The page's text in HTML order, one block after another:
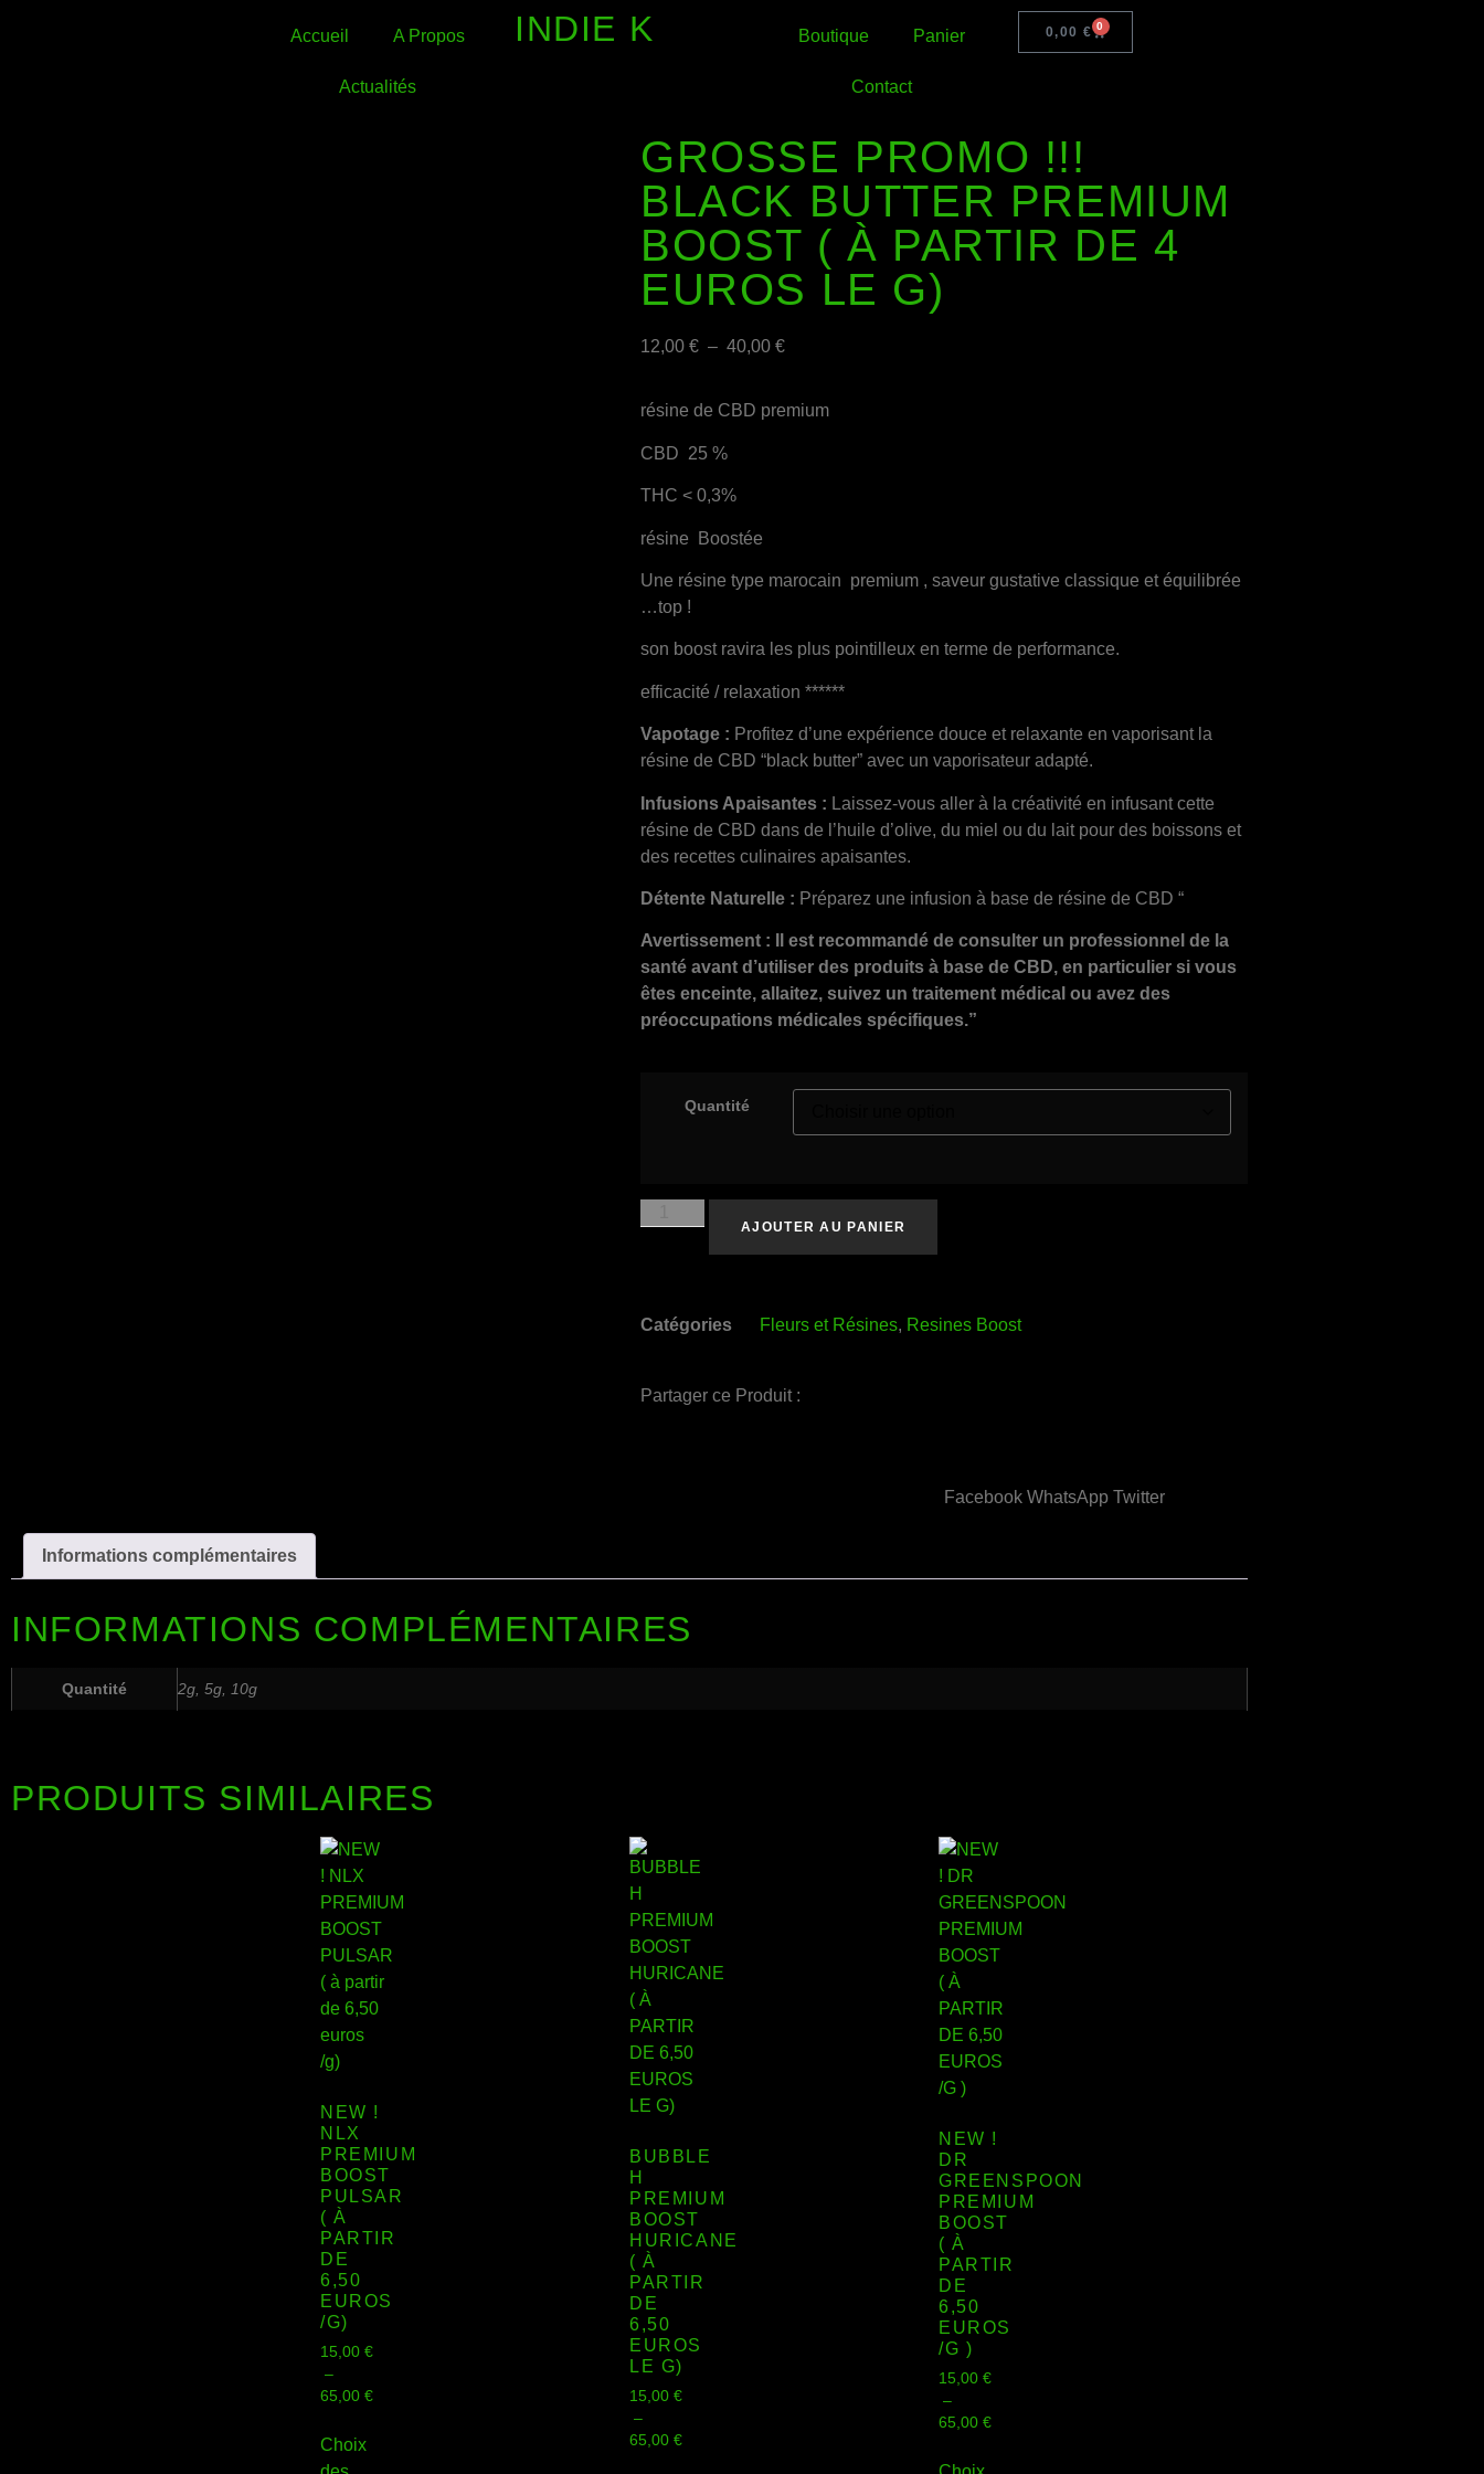
Accueil A Propos
Actualités
INDIE K Boutique Panier
Contact
0,00 € 0
GROSSE PROMO !!!
BLACK BUTTER PREMIUM
BOOST ( À PARTIR DE 4
EUROS LE G)
12,00 € – 40,00 €
résine de CBD premium
CBD 25 %
THC < 0,3%
résine Boostée
Une résine type marocain premium , saveur gustative classique et équilibrée
…top !
son boost ravira les plus pointilleux en terme de performance.
efficacité / relaxation ******
Vapotage : Profitez d’une expérience douce et relaxante en vaporisant la
résine de CBD “black butter” avec un vaporisateur adapté.
Infusions Apaisantes : Laissez-vous aller à la créativité en infusant cette
résine de CBD dans de l’huile d’olive, du miel ou du lait pour des boissons et
des recettes culinaires apaisantes.
Détente Naturelle : Préparez une infusion à base de résine de CBD “
Avertissement : Il est recommandé de consulter un professionnel de la
santé avant d’utiliser des produits à base de CBD, en particulier si vous
êtes enceinte, allaitez, suivez un traitement médical ou avez des
préoccupations médicales spécifiques.”
Quantité
AJOUTER AU PANIER
Catégories Fleurs et Résines, Resines Boost
Partager ce Produit :
Facebook WhatsApp Twitter
Informations complémentaires
INFORMATIONS COMPLÉMENTAIRES
Quantité 2g, 5g, 10g
PRODUITS SIMILAIRES
NEW !
NLX
PREMIUM
BOOST
PULSAR
( À
PARTIR
DE
6,50
EUROS
/G)
15,00 €
–
65,00 €
Choix
BUBBLE
H
PREMIUM
BOOST
HURICANE
( À
PARTIR
DE
6,50
EUROS
LE G)
15,00 €
–
65,00 €
NEW !
DR
GREENSPOON
PREMIUM
BOOST
( À
PARTIR
DE
6,50
EUROS
/G )
15,00 €
–
65,00 €